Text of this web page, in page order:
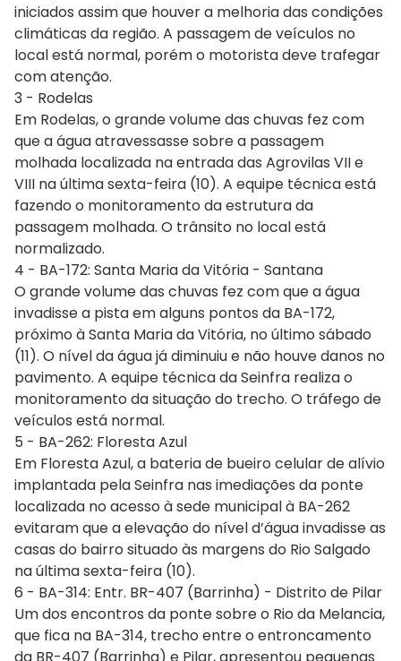
iniciados assim que houver a melhoria das condições
climáticas da região. A passagem de veículos no
local está normal, porém o motorista deve trafegar
com atenção.
3 - Rodelas
Em Rodelas, o grande volume das chuvas fez com
que a água atravessasse sobre a passagem
molhada localizada na entrada das Agrovilas VII e
VIII na última sexta-feira (10). A equipe técnica está
fazendo o monitoramento da estrutura da
passagem molhada. O trânsito no local está
normalizado.
4 - BA-172: Santa Maria da Vitória - Santana
O grande volume das chuvas fez com que a água
invadisse a pista em alguns pontos da BA-172,
próximo à Santa Maria da Vitória, no último sábado
(11). O nível da água já diminuiu e não houve danos no
pavimento. A equipe técnica da Seinfra realiza o
monitoramento da situação do trecho. O tráfego de
veículos está normal.
5 - BA-262: Floresta Azul
Em Floresta Azul, a bateria de bueiro celular de alívio
implantada pela Seinfra nas imediações da ponte
localizada no acesso à sede municipal à BA-262
evitaram que a elevação do nível d’água invadisse as
casas do bairro situado às margens do Rio Salgado
na última sexta-feira (10).
6 - BA-314: Entr. BR-407 (Barrinha) - Distrito de Pilar
Um dos encontros da ponte sobre o Rio da Melancia,
que fica na BA-314, trecho entre o entroncamento